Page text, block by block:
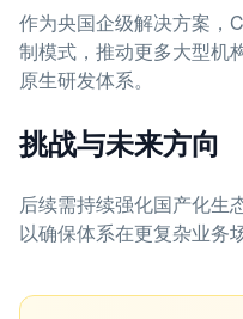
作为央国企级解决方案，
制模式，推动更多大型机
原生研发体系。
挑战与未来方向
后续需持续强化国产化生
以确保体系在更复杂业务